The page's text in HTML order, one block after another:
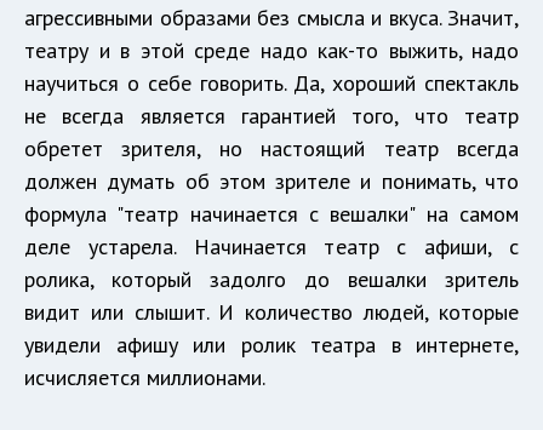
агрессивными образами без смысла и вкуса. Значит,
театру и в этой среде надо как-то выжить, надо
научиться о себе говорить. Да, хороший спектакль
не всегда является гарантией того, что театр
обретет зрителя, но настоящий театр всегда
должен думать об этом зрителе и понимать, что
формула "театр начинается с вешалки" на самом
деле устарела. Начинается театр с афиши, с
ролика, который задолго до вешалки зритель
видит или слышит. И количество людей, которые
увидели афишу или ролик театра в интернете,
исчисляется миллионами.